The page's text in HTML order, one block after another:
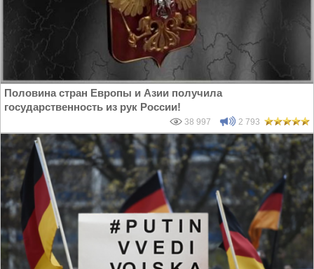
Половина стран Европы и Азии получила
государственность из рук России!
38 997 2 793